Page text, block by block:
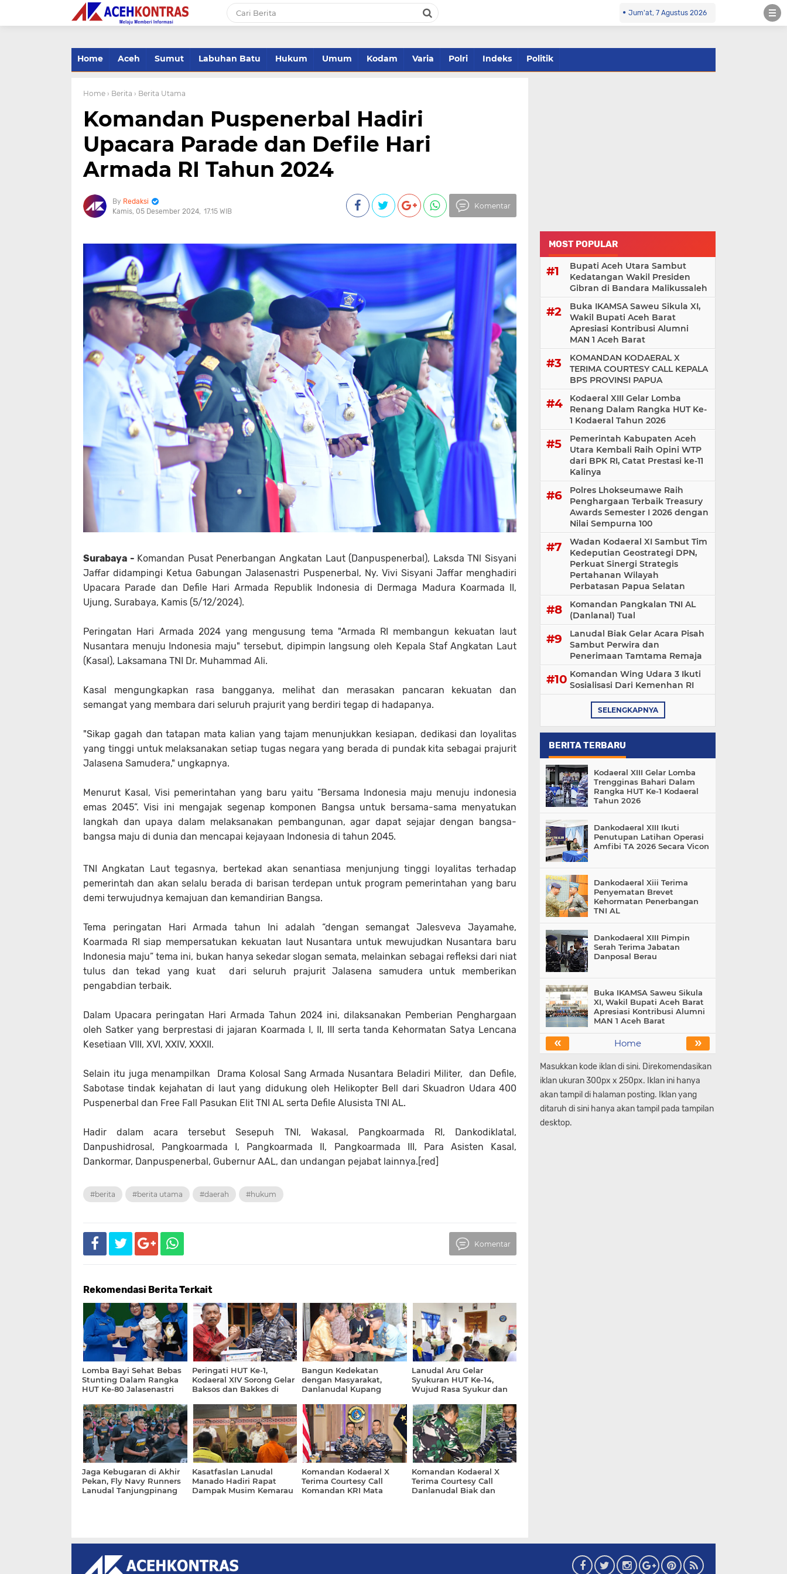
Jum'at, 7 Agustus 2026
Home Aceh Sumut Labuhan Batu Hukum Umum Kodam Varia Polri Indeks Politik
Home › Berita › Berita Utama
Komandan Puspenerbal Hadiri
Upacara Parade dan Defile Hari
Armada RI Tahun 2024
Redaksi
Kamis, 05 Desember 2024 17.15 WIB
Komentar
Surabaya - Komandan Pusat Penerbangan Angkatan Laut (Danpuspenerbal), Laksda TNl Sisyani
Jaffar didampingi Ketua Gabungan Jalasenastri Puspenerbal, Ny. Vivi Sisyani Jaffar menghadiri
Upacara Parade dan Defile Hari Armada Republik Indonesia di Dermaga Madura Koarmada II,
Ujung, Surabaya, Kamis (5/12/2024).
Peringatan Hari Armada 2024 yang mengusung tema "Armada RI membangun kekuatan laut
Nusantara menuju Indonesia maju" tersebut, dipimpin langsung oleh Kepala Staf Angkatan Laut
(Kasal), Laksamana TNI Dr. Muhammad Ali.
Kasal mengungkapkan rasa bangganya, melihat dan merasakan pancaran kekuatan dan
semangat yang membara dari seluruh prajurit yang berdiri tegap di hadapanya.
"Sikap gagah dan tatapan mata kalian yang tajam menunjukkan kesiapan, dedikasi dan loyalitas
yang tinggi untuk melaksanakan setiap tugas negara yang berada di pundak kita sebagai prajurit
Jalasena Samudera," ungkapnya.
Menurut Kasal, Visi pemerintahan yang baru yaitu ”Bersama Indonesia maju menuju indonesia
emas 2045”. Visi ini mengajak segenap komponen Bangsa untuk bersama-sama menyatukan
langkah dan upaya dalam melaksanakan pembangunan, agar dapat sejajar dengan bangsa-
bangsa maju di dunia dan mencapai kejayaan Indonesia di tahun 2045.
TNI Angkatan Laut tegasnya, bertekad akan senantiasa menjunjung tinggi loyalitas terhadap
pemerintah dan akan selalu berada di barisan terdepan untuk program pemerintahan yang baru
demi terwujudnya kemajuan dan kemandirian Bangsa.
Tema peringatan Hari Armada tahun Ini adalah “dengan semangat Jalesveva Jayamahe,
Koarmada RI siap mempersatukan kekuatan laut Nusantara untuk mewujudkan Nusantara baru
Indonesia maju” tema ini, bukan hanya sekedar slogan semata, melainkan sebagai refleksi dari niat
tulus dan tekad yang kuat dari seluruh prajurit Jalasena samudera untuk memberikan
pengabdian terbaik.
Dalam Upacara peringatan Hari Armada Tahun 2024 ini, dilaksanakan Pemberian Penghargaan
oleh Satker yang berprestasi di jajaran Koarmada I, II, III serta tanda Kehormatan Satya Lencana
Kesetiaan VIII, XVI, XXIV, XXXII.
Selain itu juga menampilkan Drama Kolosal Sang Armada Nusantara Beladiri Militer, dan Defile,
Sabotase tindak kejahatan di laut yang didukung oleh Helikopter Bell dari Skuadron Udara 400
Puspenerbal dan Free Fall Pasukan Elit TNI AL serta Defile Alusista TNI AL.
Hadir dalam acara tersebut Sesepuh TNI, Wakasal, Pangkoarmada RI, Dankodiklatal,
Danpushidrosal, Pangkoarmada I, Pangkoarmada II, Pangkoarmada III, Para Asisten Kasal,
Dankormar, Danpuspenerbal, Gubernur AAL, dan undangan pejabat lainnya.[red]
#berita #berita utama #daerah #hukum
Komentar
Rekomendasi Berita Terkait
Lomba Bayi Sehat Bebas
Stunting Dalam Rangka
HUT Ke-80 Jalasenastri
Peringati HUT Ke-1,
Kodaeral XIV Sorong Gelar
Baksos dan Bakkes di
Bangun Kedekatan
dengan Masyarakat,
Danlanudal Kupang
di Wilayah Sekitar
Pangkalan
Lanudal Aru Gelar
Syukuran HUT Ke-14,
Wujud Rasa Syukur dan
Prajurit
Jaga Kebugaran di Akhir
Pekan, Fly Navy Runners
Lanudal Tanjungpinang
Kasatfaslan Lanudal
Manado Hadiri Rapat
Dampak Musim Kemarau
Komandan Kodaeral X
Terima Courtesy Call
Komandan KRI Mata
Komandan Kodaeral X
Terima Courtesy Call
Danlanudal Biak dan
MOST POPULAR
Bupati Aceh Utara Sambut
Kedatangan Wakil Presiden
Gibran di Bandara Malikussaleh
Buka IKAMSA Saweu Sikula XI,
Wakil Bupati Aceh Barat
Apresiasi Kontribusi Alumni
MAN 1 Aceh Barat
KOMANDAN KODAERAL X
TERIMA COURTESY CALL KEPALA
BPS PROVINSI PAPUA
Kodaeral XIII Gelar Lomba
Renang Dalam Rangka HUT Ke-
1 Kodaeral Tahun 2026
Pemerintah Kabupaten Aceh
Utara Kembali Raih Opini WTP
dari BPK RI, Catat Prestasi ke-11
Kalinya
Polres Lhokseumawe Raih
Penghargaan Terbaik Treasury
Awards Semester I 2026 dengan
Nilai Sempurna 100
Wadan Kodaeral XI Sambut Tim
Kedeputian Geostrategi DPN,
Perkuat Sinergi Strategis
Pertahanan Wilayah
Perbatasan Papua Selatan
Komandan Pangkalan TNI AL
(Danlanal) Tual
Lanudal Biak Gelar Acara Pisah
Sambut Perwira dan
Penerimaan Tamtama Remaja
Komandan Wing Udara 3 Ikuti
Sosialisasi ‎Dari Kemenhan RI
SELENGKAPNYA
BERITA TERBARU
Kodaeral XIII Gelar Lomba
Trengginas Bahari Dalam
Rangka HUT Ke-1 Kodaeral
Tahun 2026
Dankodaeral XIII Ikuti
Penutupan Latihan Operasi
Amfibi TA 2026 Secara Vicon
Dankodaeral Xiii Terima
Penyematan Brevet
Kehormatan Penerbangan
TNI AL
Dankodaeral XIII Pimpin
Serah Terima Jabatan
Danposal Berau
Buka IKAMSA Saweu Sikula
XI, Wakil Bupati Aceh Barat
Apresiasi Kontribusi Alumni
MAN 1 Aceh Barat
« »
Home
Masukkan kode iklan di sini. Direkomendasikan
iklan ukuran 300px x 250px. Iklan ini hanya
akan tampil di halaman posting. Iklan yang
ditaruh di sini hanya akan tampil pada tampilan
desktop.